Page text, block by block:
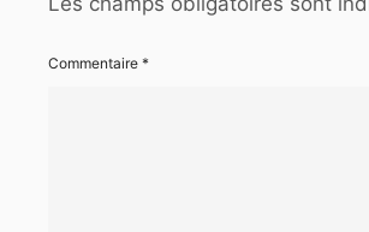
Commentaire *